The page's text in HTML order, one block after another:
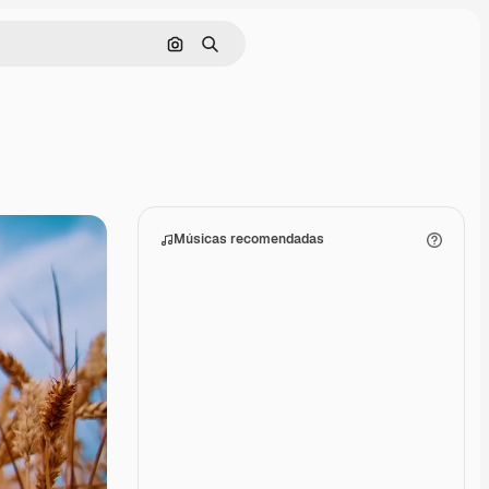
Pesquisar por imagem
Buscar
Músicas recomendadas